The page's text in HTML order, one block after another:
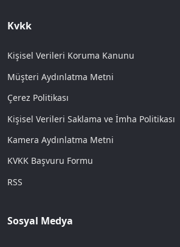
Kvkk
Kişisel Verileri Koruma Kanunu
Müşteri Aydınlatma Metni
Çerez Politikası
Kişisel Verileri Saklama ve İmha Politikası
Kamera Aydınlatma Metni
KVKK Başvuru Formu
RSS
Sosyal Medya